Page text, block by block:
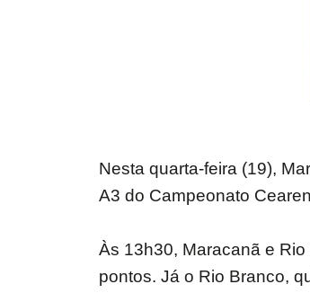
Nesta quarta-feira (19),
A3 do Campeonato
Às 13h30, Maracanã e
pontos. Já o Rio Branco,